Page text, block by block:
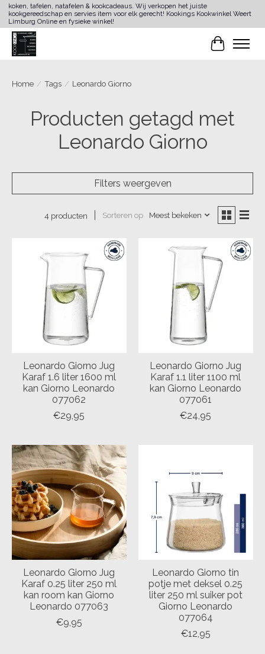
koken, tafelen, natafelen & kookcadeaus. Wij verkopen het juiste
kookgereedschap en servies item voor elk gerecht! Kookings Kookwinkel Weert
Limburg Online en fysieke winkel!
Home / Tags / Leonardo Giorno
Producten getagd met
Leonardo Giorno
Filters weergeven
4 producten Sorteren op Meest bekeken
Leonardo Giorno Jug
Karaf 1.6 liter 1600 ml
kan Giorno Leonardo
077062
€29,95
Leonardo Giorno Jug
Karaf 1.1 liter 1100 ml
kan Giorno Leonardo
077061
€24,95
Leonardo Giorno Jug
Karaf 0.25 liter 250 ml
kan room kan Giorno
Leonardo 077063
€9,95
Leonardo Giorno tin
potje met deksel 0.25
liter 250 ml suiker pot
Giorno Leonardo
077064
€12,95